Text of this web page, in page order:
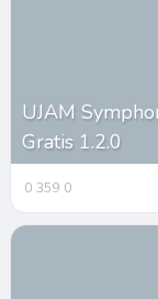
UJAM
Gratis 1.2.0
0 359 0